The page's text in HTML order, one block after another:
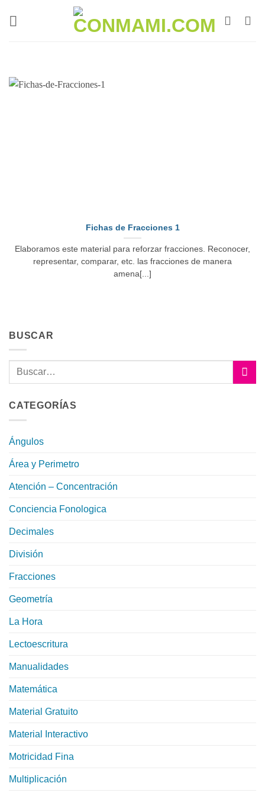
Fichas de Fracciones 1
Elaboramos este material para reforzar fracciones. Reconocer,
representar, comparar, etc. las fracciones de manera
amena[...]
BUSCAR
CATEGORÍAS
Ángulos
Área y Perimetro
Atención – Concentración
Conciencia Fonologica
Decimales
División
Fracciones
Geometría
La Hora
Lectoescritura
Manualidades
Matemática
Material Gratuito
Material Interactivo
Motricidad Fina
Multiplicación